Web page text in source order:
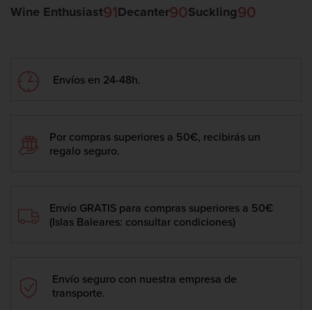
Wine Enthusiast91Decanter90Suckling90
Envíos en 24-48h.
Por compras superiores a 50€, recibirás un
regalo seguro.
Envío GRATIS para compras superiores a 50€
(Islas Baleares: consultar condiciones)
Envío seguro con nuestra empresa de
transporte.